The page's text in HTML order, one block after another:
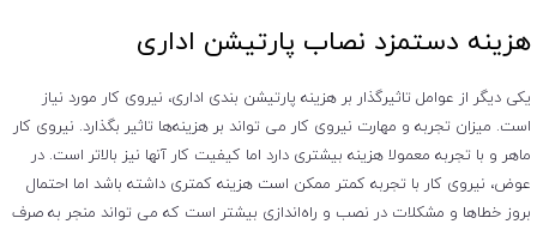
هزینه دستمزد نصاب پارتیشن اداری
یکی دیگر از عوامل تاثیرگذار بر هزینه پارتیشن بندی اداری، نیروی کار مورد نیاز
است. میزان تجربه و مهارت نیروی کار می ‌تواند بر هزینه‌ها تاثیر بگذارد. نیروی کار
ماهر و با تجربه معمولا هزینه بیشتری دارد اما کیفیت کار آنها نیز بالاتر است. در
عوض، نیروی کار با تجربه کمتر ممکن است هزینه کمتری داشته باشد اما احتمال
بروز خطاها و مشکلات در نصب و راه‌اندازی بیشتر است که می ‌تواند منجر به صرف